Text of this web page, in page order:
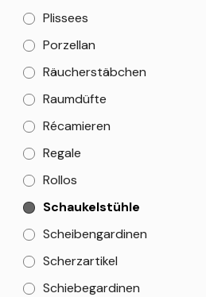
Plissees
Porzellan
Räucherstäbchen
Raumdüfte
Récamieren
Regale
Rollos
Schaukelstühle
Scheibengardinen
Scherzartikel
Schiebegardinen